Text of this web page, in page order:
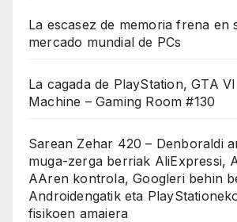
La escasez de memoria frena en
mercado mundial de PCs
La cagada de PlayStation, GTA
Machine – Gaming Room #130
Sarean Zehar 420 – Denboraldi
muga-zerga berriak AliExpressi,
AAren kontrola, Googleri behin
Androidengatik eta
fisikoen amaiera